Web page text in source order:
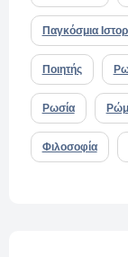
Παγκόσμια
Ποιητής
Ρωσία
Φιλοσοφία